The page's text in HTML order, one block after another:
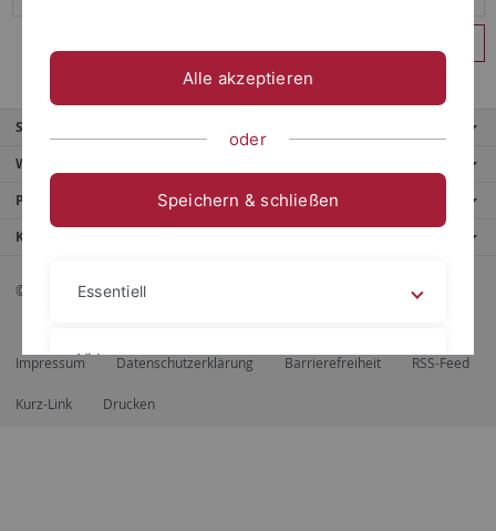
Service
Weitere Angebote
Portale
Kontaktinfo
© 2026 Eberhard Karls Universität Tübingen, Tübingen
Impressum Datenschutzerklärung Barrierefreiheit RSS-Feed
Kurz-Link Drucken
Alle akzeptieren
oder
Speichern & schließen
Essentiell
Videos